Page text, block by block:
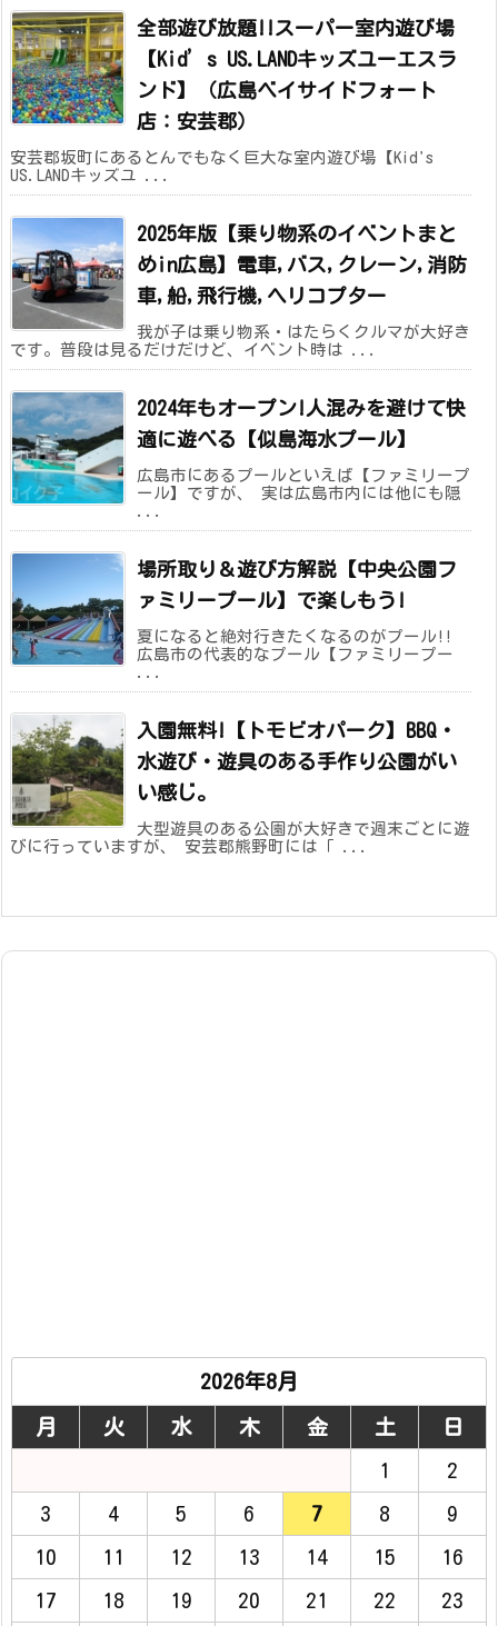
全部遊び放題!!スーパー室内遊び場
【Kid’s US.LANDキッズユーエスラ
ンド】（広島ベイサイドフォート
店：安芸郡）
安芸郡坂町にあるとんでもなく巨大な室内遊び場【Kid's
US.LANDキッズユ ...
2025年版【乗り物系のイベントまと
めin広島】電車,バス,クレーン,消防
車,船,飛行機,ヘリコプター
我が子は乗り物系・はたらくクルマが大好き
です。普段は見るだけだけど、イベント時は ...
2024年もオープン!人混みを避けて快
適に遊べる【似島海水プール】
広島市にあるプールといえば【ファミリープ
ール】ですが、 実は広島市内には他にも隠
...
場所取り＆遊び方解説【中央公園フ
ァミリープール】で楽しもう!
夏になると絶対行きたくなるのがプール!!
広島市の代表的なプール【ファミリープー
...
入園無料!【トモビオパーク】BBQ・
水遊び・遊具のある手作り公園がい
い感じ。
大型遊具のある公園が大好きで週末ごとに遊
びに行っていますが、 安芸郡熊野町には「 ...
2026年8月
月 火 水 木 金 土 日
1 2
3 4 5 6 7 8 9
10 11 12 13 14 15 16
17 18 19 20 21 22 23